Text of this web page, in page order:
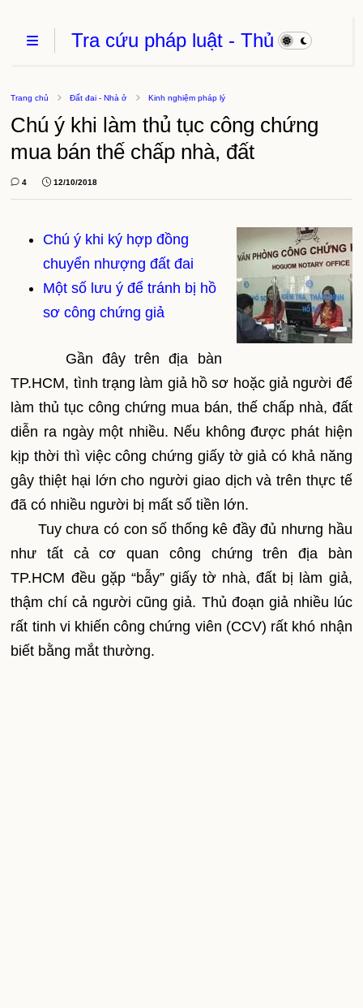
Tra cứu pháp luật - Thủ
thuật phần mềm
Trang chủ Đất đai - Nhà ở Kinh nghiệm pháp lý
Chú ý khi làm thủ tục công chứng
mua bán thế chấp nhà, đất
4 12/10/2018
Chú ý khi ký hợp đồng
chuyển nhượng đất đai
Một số lưu ý để tránh bị hồ
sơ công chứng giả
Gần đây trên địa bàn
TP.HCM, tình trạng làm giả hồ sơ hoặc giả người để
làm thủ tục công chứng mua bán, thế chấp nhà, đất
diễn ra ngày một nhiều. Nếu không được phát hiện
kịp thời thì việc công chứng giấy tờ giả có khả năng
gây thiệt hại lớn cho người giao dịch và trên thực tế
đã có nhiều người bị mất số tiền lớn.
Tuy chưa có con số thống kê đầy đủ nhưng hầu
như tất cả cơ quan công chứng trên địa bàn
TP.HCM đều gặp “bẫy” giấy tờ nhà, đất bị làm giả,
thậm chí cả người cũng giả. Thủ đoạn giả nhiều lúc
rất tinh vi khiến công chứng viên (CCV) rất khó nhận
biết bằng mắt thường.